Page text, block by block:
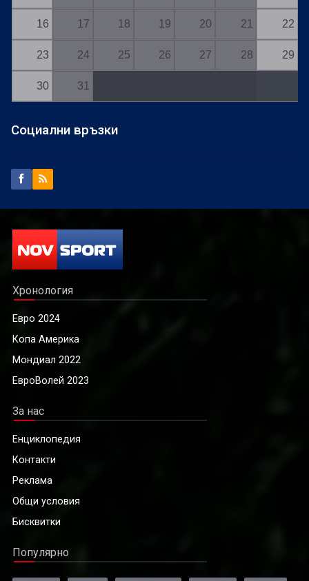
16 17 18 19 20 21 22
23 24 25 26 27 28 29
30 31
Социални връзки
Хронология
Евро 2024
Копа Америка
Мондиал 2022
ЕвроВолей 2023
За нас
Енциклопедия
Контакти
Реклама
Общи условия
Бисквитки
Популярно